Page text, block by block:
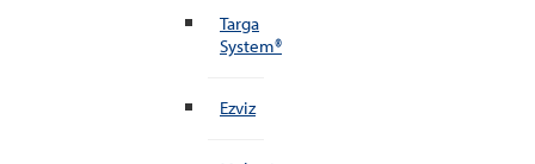
Targa
System®
Ezviz